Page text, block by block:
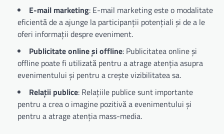
E-mail marketing: E-mail marketing este o modalitate
eficientă de a ajunge la participanții potențiali și de a le
oferi informații despre eveniment.
Publicitate online și offline: Publicitatea online și
offline poate fi utilizată pentru a atrage atenția asupra
evenimentului și pentru a crește vizibilitatea sa.
Relații publice: Relațiile publice sunt importante
pentru a crea o imagine pozitivă a evenimentului și
pentru a atrage atenția mass-media.